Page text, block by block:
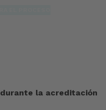
la acreditación